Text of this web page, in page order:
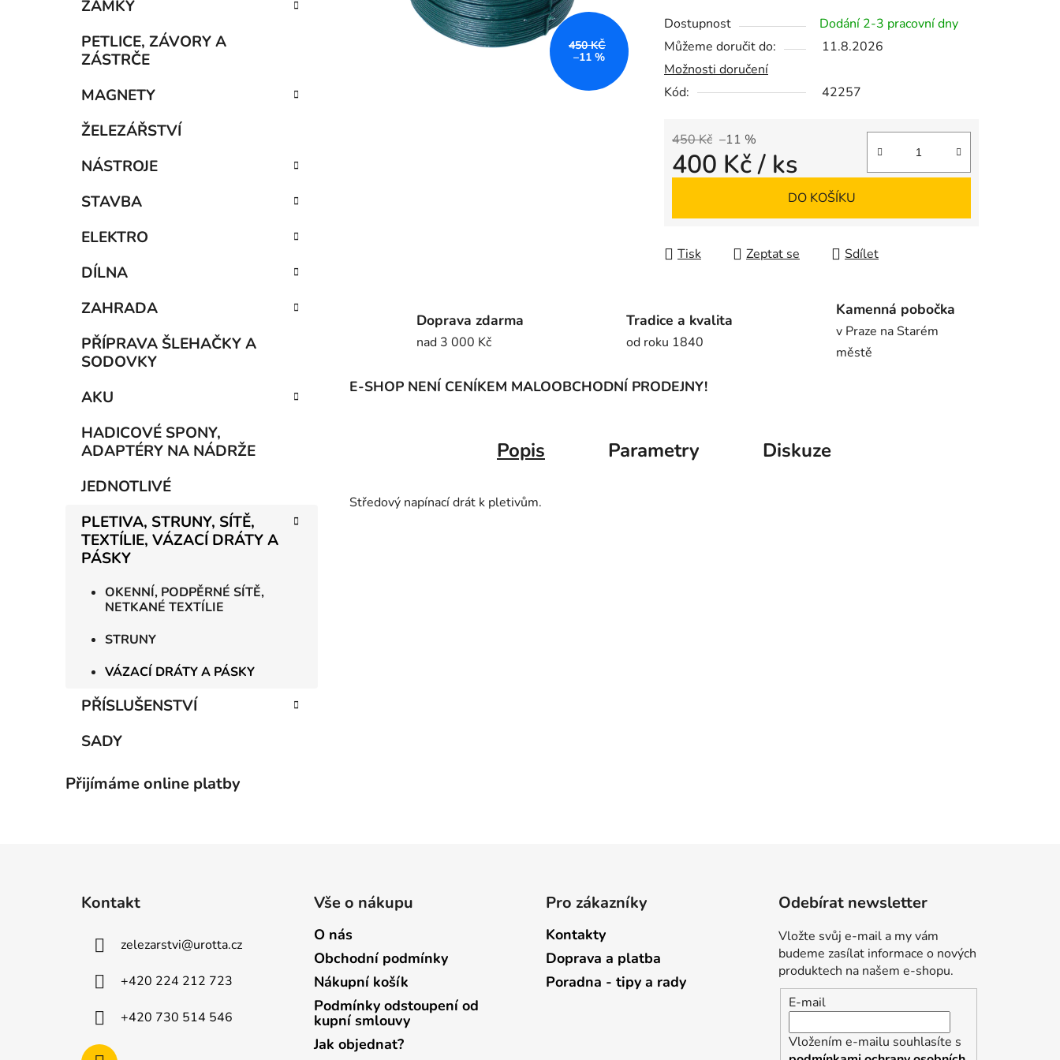
ZÁMKY
PETLICE, ZÁVORY A
ZÁSTRČE
MAGNETY
ŽELEZÁŘSTVÍ
NÁSTROJE
STAVBA
ELEKTRO
DÍLNA
ZAHRADA
PŘÍPRAVA ŠLEHAČKY A
SODOVKY
AKU
HADICOVÉ SPONY,
ADAPTÉRY NA NÁDRŽE
JEDNOTLIVÉ
PLETIVA, STRUNY, SÍTĚ,
TEXTÍLIE, VÁZACÍ DRÁTY A
PÁSKY
OKENNÍ, PODPĚRNÉ SÍTĚ,
NETKANÉ TEXTÍLIE
STRUNY
VÁZACÍ DRÁTY A PÁSKY
PŘÍSLUŠENSTVÍ
SADY
Přijímáme online platby
je
0,0
z
5
Dostupnost
Dodání 2-3 pracovní dny
Můžeme doručit do:
11.8.2026
Možnosti doručení
Kód:
42257
450 Kč –11 %
400 Kč/ ks
DO KOŠÍKU
Tisk Zeptat se Sdílet
450 KČ
–11 %
Doprava zdarma
nad 3 000 Kč
Tradice a kvalita
od roku 1840
Kamenná pobočka
v Praze na Starém
městě
E-SHOP NENÍ CENÍKEM MALOOBCHODNÍ PRODEJNY!
Popis Parametry Diskuze
Středový napínací drát k pletivům.
Kontakt
zelezarstvi@urotta.cz
+420 224 212 723
+420 730 514 546
Vše o nákupu
O nás
Obchodní podmínky
Nákupní košík
Podmínky odstoupení od
kupní smlouvy
Jak objednat?
Pro zákazníky
Kontakty
Doprava a platba
Poradna - tipy a rady
Odebírat newsletter
Vložte svůj e-mail a my vám
budeme zasílat informace o nových
produktech na našem e-shopu.
E-mail
Vložením e-mailu souhlasíte s